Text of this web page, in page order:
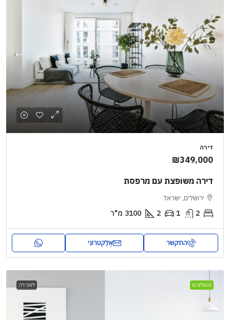
דירה
₪349,000
דירה משופצת עם מרפסת
ירושלים, ישראל
2
1
2
3100 מ"ר
התקשר אֶלֶקטרוֹנִי
מומלצים למכירה